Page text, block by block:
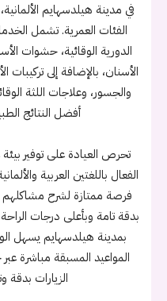
في مدينة هيلدسهايم
الفئات العمرية. تشمل
الدورية الوقائية، حشوات
الأسنان، بالإضافة إلى تركيبات
والجسور، وعلاجات اللثة
أفضل النتائج
تحرص العيادة على توفير
الفعال باللغتين العربية
فرصة ممتازة لشرح مشاكلهم
بدقة تامة وبأعلى درجات
بمدينة هيلدسهايم يسهل
المواعيد المسبقة مباشرة
الزيارات بدقة